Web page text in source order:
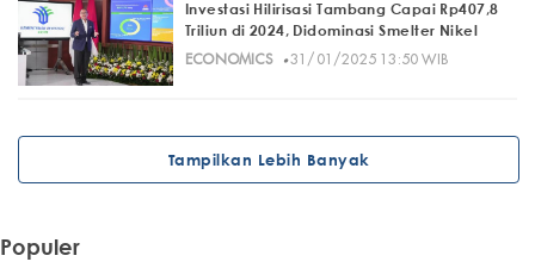
Investasi Hilirisasi Tambang Capai Rp407,8
Triliun di 2024, Didominasi Smelter Nikel
ECONOMICS· 31/01/2025 13:50 WIB
Tampilkan Lebih Banyak
Populer